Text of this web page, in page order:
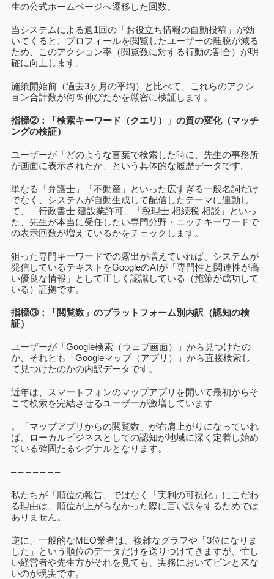
生の公式ホームページへ遷移した回数。
当システムによる週1回の「お役立ち情報の自動投稿」が効
いてくると、プロフィールを閲覧したユーザーの離脱が減る
ため、このアクション率（閲覧数に対する行動の割合）が明
確に向上します。
施策開始前（過去3ヶ月の平均）と比べて、これらのアクシ
ョン合計数が何％伸びたかを厳密に検証します。
指標②：「検索キーワード（クエリ）」の質の変化（マッチ
ングの検証）
ユーザーが「どのような言葉で検索した時に、先生の事務所
が画面に表示されたか」という具体的な履歴データです。
単なる「弁護士」「不動産」といった広すぎる一般名詞だけ
でなく、システムが自動生成して配信したテーマに連動し
て、「行政書士 建設業許可」「税理士 相続税 相談」といっ
た、先生が本当に受任したい専門分野・ニッチキーワードで
の表示回数が増えているかをチェックします。
狙った専門キーワードでの露出が増えていれば、システムが
発信しているテキストをGoogleのAIが「専門性と関連性が高
い優良な情報」として正しく認識している（施策が成功して
いる）証拠です。
指標③：「閲覧数」のプラットフォーム別内訳（認知の検
証）
ユーザーが「Google検索（ウェブ画面）」から見つけたの
か、それとも「Googleマップ（アプリ）」から直接検索し
て見つけたのかの内訳データです。
近年は、スマートフォンのマップアプリを開いて最初からそ
こで検索を完結させるユーザーが激増しています
。「マップアプリからの閲覧数」が右肩上がりになっていれ
ば、ローカルビジネスとしての認知が地域に深く定着し始め
ている確固たるシグナルとなります。
– – – – – – –
私たちが「順位の報告」ではなく「実利の可視化」にこだわ
る理由は、順位が上がらなかった際に言い訳をするためでは
ありません。
逆に、一般的なMEO業者は、複雑なグラフや「3位になりま
した」という順位のデータだけを送りつけてきますが、忙し
い経営者や先生方がそれを見ても、実務においてピンと来な
いのが現実です。